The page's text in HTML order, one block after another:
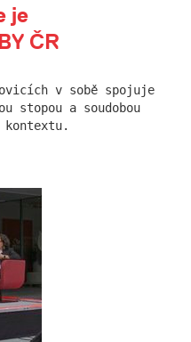
je
ČR
v sobě spojuje
a soudobou
kontextu.